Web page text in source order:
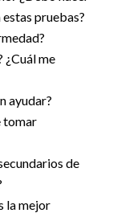
pruebas?
¿Cuál me
ayudar?
tomar
de
la mejor